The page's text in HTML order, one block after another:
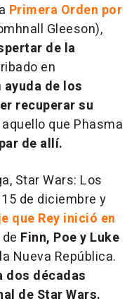
Primera Orden por
Gleeson),
de la
en
ayuda de los
recuperar su
que Phasma
de allí.
Star Wars: Los
de diciembre y
que Rey inició en
Finn, Poe y Luke
Nueva República.
dos décadas
de Star Wars.